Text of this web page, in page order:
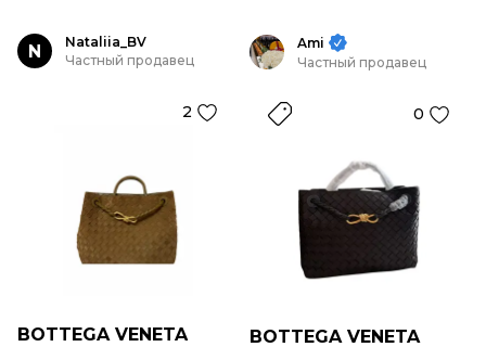
N
Nataliia_BV
Частный продавец
2
BOTTEGA VENETA
Ami
Частный продавец
0
BOTTEGA VENETA